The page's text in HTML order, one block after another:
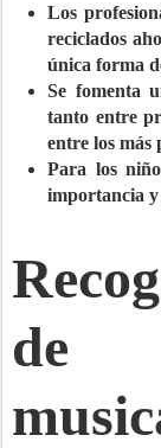
Los
reciclados
única forma
Se fomenta
tanto entre
entre los más
Para los
importancia y
de